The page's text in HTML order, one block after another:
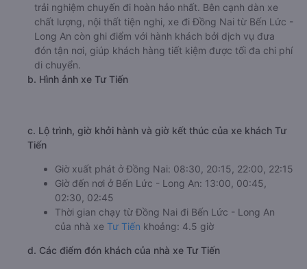
trải nghiệm chuyến đi hoàn hảo nhất. Bên cạnh dàn xe
chất lượng, nội thất tiện nghi, xe đi Đồng Nai từ Bến Lức -
Long An còn ghi điểm với hành khách bởi dịch vụ đưa
đón tận nơi, giúp khách hàng tiết kiệm được tối đa chi phí
di chuyển.
b. Hình ảnh xe Tư Tiến
c. Lộ trình, giờ khởi hành và giờ kết thúc của xe khách Tư
Tiến
Giờ xuất phát ở Đồng Nai: 08:30, 20:15, 22:00, 22:15
Giờ đến nơi ở Bến Lức - Long An: 13:00, 00:45,
02:30, 02:45
Thời gian chạy từ Đồng Nai đi Bến Lức - Long An
của nhà xe Tư Tiến khoảng: 4.5 giờ
d. Các điểm đón khách của nhà xe Tư Tiến